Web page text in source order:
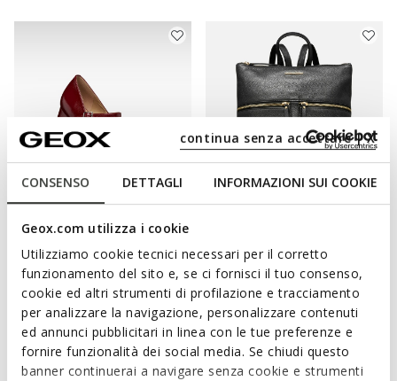
CONSENSO DETTAGLI INFORMAZIONI SUI COOKIE
Geox.com utilizza i cookie
Utilizziamo cookie tecnici necessari per il corretto
funzionamento del sito e, se ci fornisci il tuo consenso,
cookie ed altri strumenti di profilazione e tracciamento
per analizzare la navigazione, personalizzare contenuti
ed annunci pubblicitari in linea con le tue preferenze e
fornire funzionalità dei social media. Se chiudi questo
banner continuerai a navigare senza cookie e strumenti
continua senza accettare | X
KALIDINE MULHER
Sapatos mary jane de salto
€130,00
2 CORES
Mochila de pele
€170,00
4 CORES